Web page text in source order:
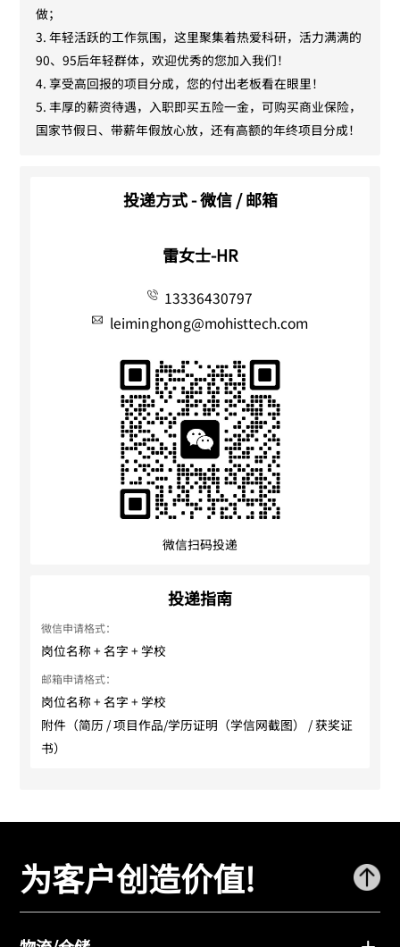
做；
3. 年轻活跃的工作氛围，这里聚集着热爱科研，活力满满的
90、95后年轻群体，欢迎优秀的您加入我们！
4. 享受高回报的项目分成，您的付出老板看在眼里！
5. 丰厚的薪资待遇，入职即买五险一金，可购买商业保险，
国家节假日、带薪年假放心放，还有高额的年终项目分成！
投递方式 - 微信 / 邮箱
雷女士-HR
13336430797
leiminghong@mohisttech.com
微信扫码投递
投递指南
微信申请格式：
岗位名称 + 名字 + 学校
邮箱申请格式：
岗位名称 + 名字 + 学校
附件（简历 / 项目作品/学历证明（学信网截图） / 获奖证
书）
为客户创造价值!